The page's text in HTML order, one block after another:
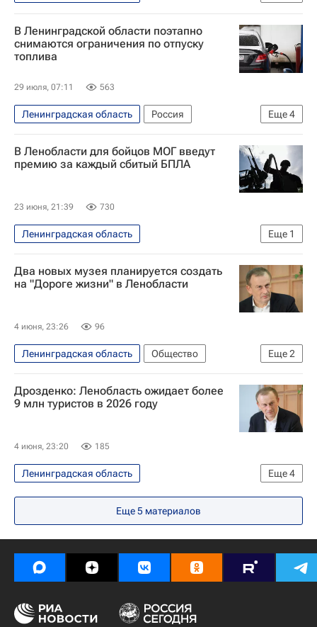
Ленинградская область
Москва
Александр Дрозденко
Россети
В Ленинградской области поэтапно
снимаются ограничения по отпуску
топлива
29 июля, 07:11 563
Еще4
Ленинградская область
Россия
Александр Дрозденко
Газпром
Роснефть
ЛУКОЙЛ
В Ленобласти для бойцов МОГ введут
премию за каждый сбитый БПЛА
23 июня, 21:39 730
Еще 1
Ленинградская область
Александр Дрозденко
Два новых музея планируется создать
на "Дороге жизни" в Ленобласти
4 июня, 23:26 96
Еще2
Ленинградская область
Общество
Новая Ладога
Александр Дрозденко
Дрозденко: Ленобласть ожидает более
9 млн туристов в 2026 году
4 июня, 23:20 185
Еще4
Ленинградская область
Ленинградская область
Александр Дрозденко
Россия Выборг
Еще 5 материалов